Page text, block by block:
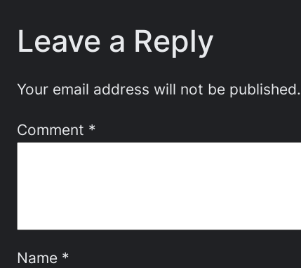
Leave a Reply
Your email address will not be published.
Comment *
Name *